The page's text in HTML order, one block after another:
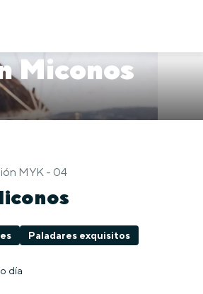
Miconos
MYK - 04
Paladares exquisitos
día